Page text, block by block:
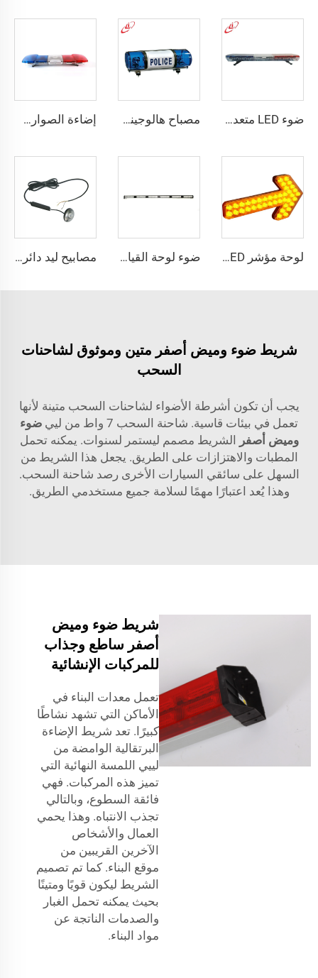
ضوء LED متعدد الزوايا الرفيع مصباح هالوجيني للشرطة مع ضوء دوار صغير إضاءة الصواري الطبية للشرطة والإسعاف
لوحة مؤشر LED ذات إضاءة توجيهية على شكل سهم ضوء لوحة القيادة LED العالي السطوع قابل للتخصيص بالألوان مصابيح ليد دائرية قوية الإضاءة للوحة القيادة مع ضوء مركّز
شريط ضوء وميض أصفر متين وموثوق لشاحنات
السحب
يجب أن تكون أشرطة الأضواء لشاحنات السحب متينة لأنها
تعمل في بيئات قاسية. شاحنة السحب 7 واط من ليي
ضوء
وميض أصفر الشريط مصمم ليستمر لسنوات. يمكنه تحمل
المطبات والاهتزازات على الطريق. يجعل هذا الشريط من
السهل على سائقي السيارات الأخرى رصد شاحنة السحب.
وهذا يُعد اعتبارًا مهمًا لسلامة جميع مستخدمي الطريق.
شريط ضوء وميض
أصفر ساطع وجذاب
للمركبات الإنشائية
تعمل معدات البناء في
الأماكن التي تشهد نشاطًا
كبيرًا. تعد شريط الإضاءة
البرتقالية الوامضة من
لييي اللمسة النهائية التي
تميز هذه المركبات. فهي
فائقة السطوع، وبالتالي
تجذب الانتباه. وهذا يحمي
العمال والأشخاص
الآخرين القريبين من
موقع البناء. كما تم تصميم
الشريط ليكون قويًا ومتينًا
بحيث يمكنه تحمل الغبار
والصدمات الناتجة عن
مواد البناء.